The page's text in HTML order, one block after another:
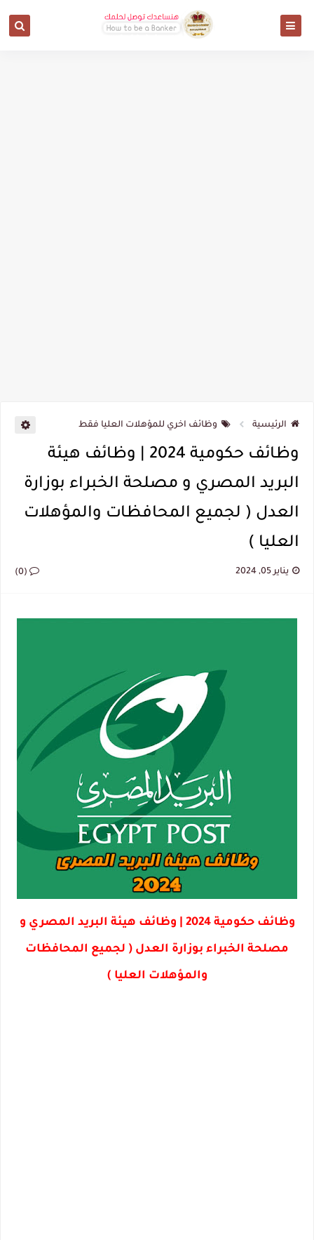
الرئيسية وظائف اخري للمؤهلات العليا فقط
وظائف حكومية 2024 | وظائف هيئة
البريد المصري و مصلحة الخبراء بوزارة
العدل ( لجميع المحافظات والمؤهلات
العليا )
يناير 05, 2024 (0)
وظائف حكومية 2024 | وظائف هيئة البريد المصري و
مصلحة الخبراء بوزارة العدل ( لجميع المحافظات
والمؤهلات العليا )